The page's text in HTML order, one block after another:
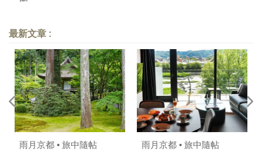
最新文章 :
雨月京都 • 旅中隨帖
雨月京都 • 旅中隨帖